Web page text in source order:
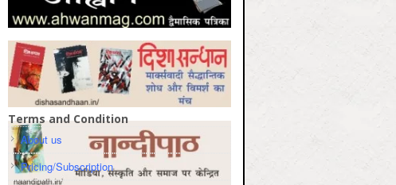
Terms and Condition
About us
Pricing/Subscription